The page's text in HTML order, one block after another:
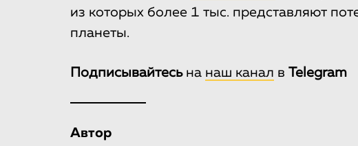
из которых более 1 тыс. представляют
планеты.
Подписывайтесьна наш канал в Telegram
Автор